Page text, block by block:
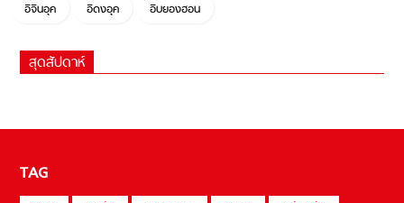
อีจินอุค
อีดงอุค อีบยองฮอน
สุดสัปดาห์
TAG